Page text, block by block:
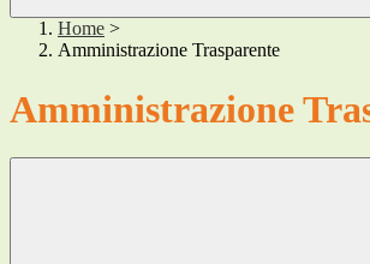
Home >
Amministrazione Trasparente
Amministrazione